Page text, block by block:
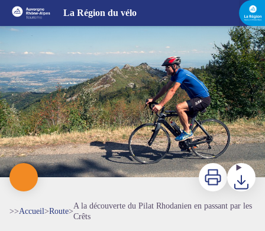
La Région du vélo
Arrivée à l'Oeillon - Basalt Image
Imprimer
>>Accueil>Route>
A la découverte du Pilat Rhodanien en passant par les
Crêts